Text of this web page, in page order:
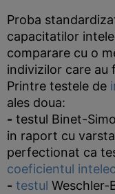
Proba
capacitatilor
comparare cu o
indivizilor care au
Printre testele de
ales doua:
- testul Binet-
in raport cu
perfectionat ca
coeficientul
- testul Weschler-